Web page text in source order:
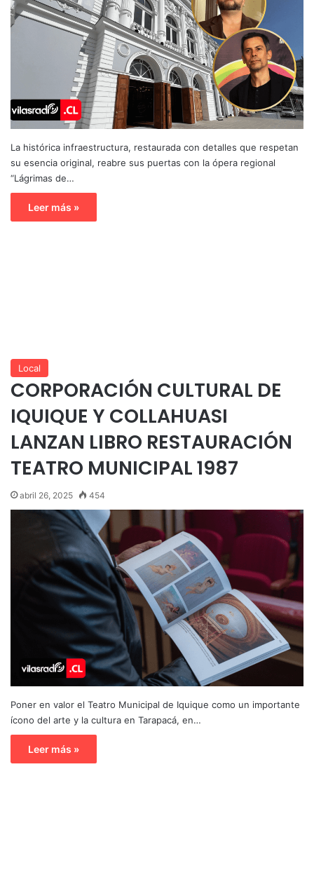
La histórica infraestructura, restaurada con detalles que respetan
su esencia original, reabre sus puertas con la ópera regional
“Lágrimas de…
Leer más »
Local
CORPORACIÓN CULTURAL DE
IQUIQUE Y COLLAHUASI
LANZAN LIBRO RESTAURACIÓN
TEATRO MUNICIPAL 1987
abril 26, 2025 454
Poner en valor el Teatro Municipal de Iquique como un importante
ícono del arte y la cultura en Tarapacá, en…
Leer más »